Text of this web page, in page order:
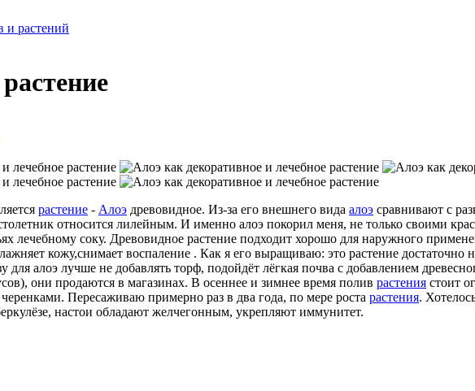
и растений
растение - Алоэ древовидное. Из-за его внешнего вида алоэ сравнивают с
относится лилейным. И именно алоэ покорил меня, не только своими
лечебному соку. Древовидное растение подходит хорошо для наружного
кожу,снимает воспаление . Как я его выращиваю: это растение достаточно
алоэ лучше не добавлять торф, подойдёт лёгкая почва с добавлением
они продаются в магазинах. В осеннее и зимнее время полив растения стоит
Пересаживаю примерно раз в два года, по мере роста растения.
настои обладают желчегонным, укрепляют иммунитет.